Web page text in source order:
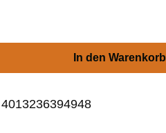
In den Warenkorb
4013236394948